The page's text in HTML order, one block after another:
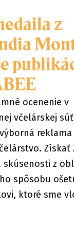
z
ocenenie v
včelárskej
reklama
Získať
skúsenosti z
spôsobu
ktoré sme